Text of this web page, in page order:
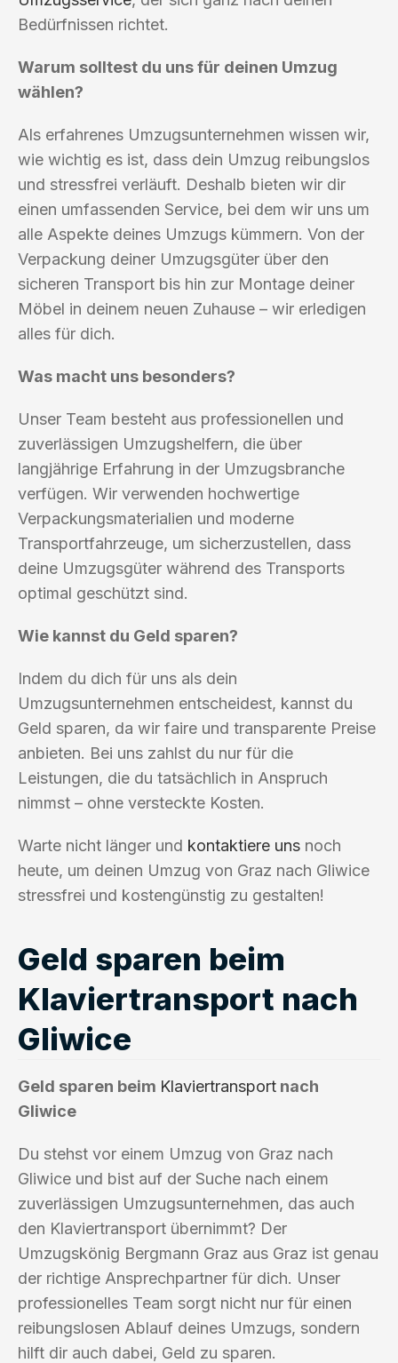
Bedürfnissen richtet.
Warum solltest du uns für deinen Umzug
wählen?
Als erfahrenes Umzugsunternehmen wissen wir,
wie wichtig es ist, dass dein Umzug reibungslos
und stressfrei verläuft. Deshalb bieten wir dir
einen umfassenden Service, bei dem wir uns um
alle Aspekte deines Umzugs kümmern. Von der
Verpackung deiner Umzugsgüter über den
sicheren Transport bis hin zur Montage deiner
Möbel in deinem neuen Zuhause – wir erledigen
alles für dich.
Was macht uns besonders?
Unser Team besteht aus professionellen und
zuverlässigen Umzugshelfern, die über
langjährige Erfahrung in der Umzugsbranche
verfügen. Wir verwenden hochwertige
Verpackungsmaterialien und moderne
Transportfahrzeuge, um sicherzustellen, dass
deine Umzugsgüter während des Transports
optimal geschützt sind.
Wie kannst du Geld sparen?
Indem du dich für uns als dein
Umzugsunternehmen entscheidest, kannst du
Geld sparen, da wir faire und transparente Preise
anbieten. Bei uns zahlst du nur für die
Leistungen, die du tatsächlich in Anspruch
nimmst – ohne versteckte Kosten.
Warte nicht länger und kontaktiere uns noch
heute, um deinen Umzug von Graz nach Gliwice
stressfrei und kostengünstig zu gestalten!
Geld sparen beim
Klaviertransport nach
Gliwice
Geld sparen beim Klaviertransport nach
Gliwice
Du stehst vor einem Umzug von Graz nach
Gliwice und bist auf der Suche nach einem
zuverlässigen Umzugsunternehmen, das auch
den Klaviertransport übernimmt? Der
Umzugskönig Bergmann Graz aus Graz ist genau
der richtige Ansprechpartner für dich. Unser
professionelles Team sorgt nicht nur für einen
reibungslosen Ablauf deines Umzugs, sondern
hilft dir auch dabei, Geld zu sparen.